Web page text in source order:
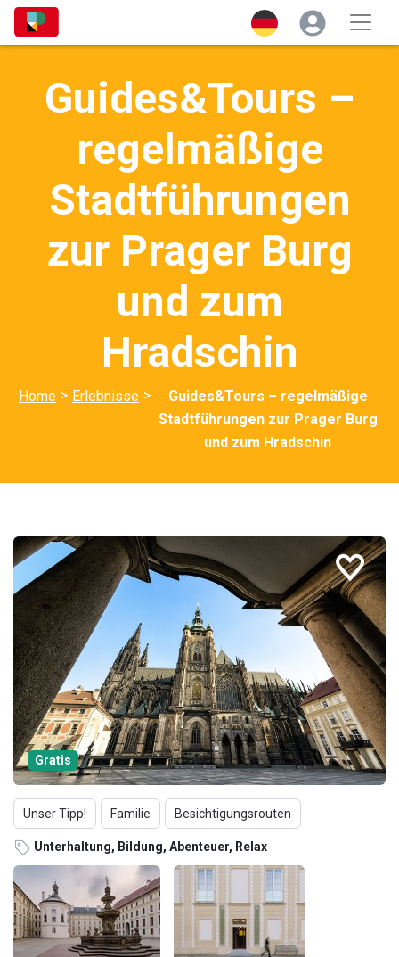
Guides&Tours –
regelmäßige
Stadtführungen
zur Prager Burg
und zum
Hradschin
Home > Erlebnisse >
Guides&Tours – regelmäßige
Stadtführungen zur Prager Burg
und zum Hradschin
Gratis
Unser Tipp! Familie Besichtigungsrouten
Unterhaltung, Bildung, Abenteuer, Relax